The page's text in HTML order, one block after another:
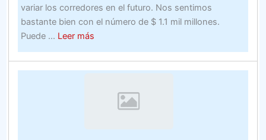
variar los corredores en el futuro. Nos sentimos
bastante bien con el número de $ 1.1 mil millones.
Puede ... Leer másabout
Realidad
sobre
inversión